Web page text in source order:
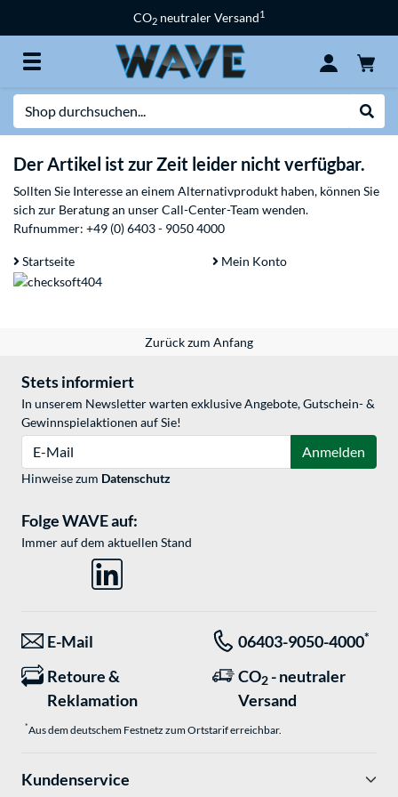
CO2 neutraler Versand1
Der Artikel ist zur Zeit leider nicht verfügbar.
Sollten Sie Interesse an einem Alternativprodukt haben, können Sie
sich zur Beratung an unser Call-Center-Team wenden.
Rufnummer: +49 (0) 6403 - 9050 4000
Startseite Mein Konto
Zurück zum Anfang
Stets informiert
In unserem Newsletter warten exklusive Angebote, Gutschein- &
Gewinnspielaktionen auf Sie!
Anmelden
Hinweise zum Datenschutz
Folge WAVE auf:
Immer auf dem aktuellen Stand
E-Mail 06403-9050-4000*
Retoure &
Reklamation
CO2 - neutraler
Versand
*Aus dem deutschem Festnetz zum Ortstarif erreichbar.
Kundenservice